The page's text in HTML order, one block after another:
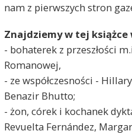
nam z pierwszych stron
Znajdziemy w tej
- bohaterek z przeszłości
Romanowej,
- ze współczesności -
Benazir Bhutto;
- żon, córek i kochanek
Revuelta Fernández,